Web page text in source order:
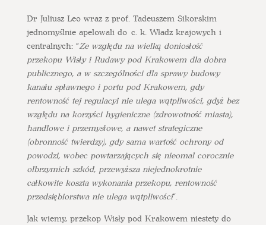
Dr Juliusz Leo wraz z prof. Tadeuszem Sikorskim
jednomyślnie apelowali do c. k. Władz krajowych i
centralnych: “Ze względu na wielką doniosłość
przekopu Wisły i Rudawy pod Krakowem dla dobra
publicznego, a w szczególności dla sprawy budowy
kanału spławnego i portu pod Krakowem, gdy
rentowność tej regulacyi nie ulega wątpliwości, gdyż bez
względu na korzyści hygieniczne (zdrowotność miasta),
handlowe i przemysłowe, a nawet strategiczne
(obronność twierdzy), gdy sama wartość ochrony od
powodzi, wobec powtarzających się nieomal corocznie
olbrzymich szkód, przewyższa niejednokrotnie
całkowite koszta wykonania przekopu, rentowność
przedsiębiorstwa nie ulega wątpliwości“.
Jak wiemy, przekop Wisły pod Krakowem niestety do